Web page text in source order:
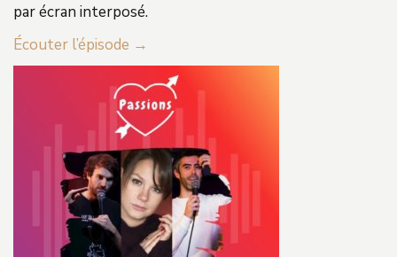
par écran interposé.
Écouter l’épisode →